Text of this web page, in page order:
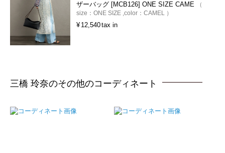
ザーバッグ [MCB126] ONE SIZE CAME
size： ONE SIZE color： CAMEL
¥ 12,540tax in
三橋 玲奈のその他のコーディネート